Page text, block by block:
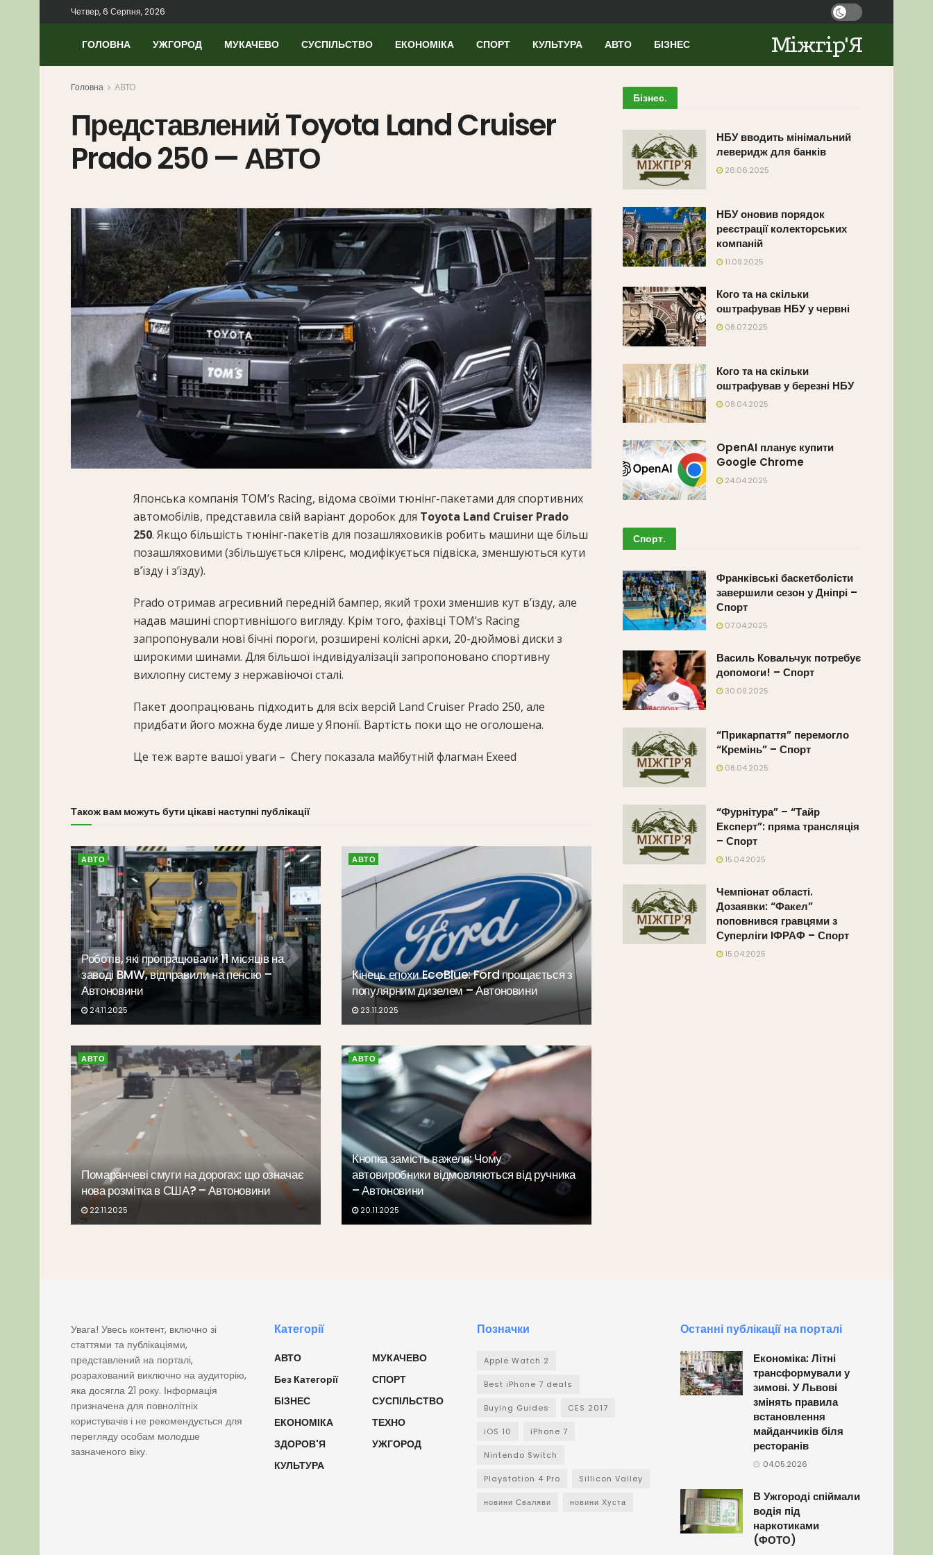
Четвер, 6 Серпня, 2026
ГОЛОВНА УЖГОРОД МУКАЧЕВО СУСПІЛЬСТВО ЕКОНОМІКА СПОРТ КУЛЬТУРА АВТО БІЗНЕС Міжгір'Я
Головна АВТО
Представлений Toyota Land Cruiser
Prado 250 — АВТО
Японська компанія TOM’s Racing, відома своїми тюнінг-пакетами для спортивних
автомобілів, представила свій варіант доробок для Toyota Land Cruiser Prado
250. Якщо більшість тюнінг-пакетів для позашляховиків робить машини ще більш
позашляховими (збільшується кліренс, модифікується підвіска, зменшуються кути
в’їзду і з’їзду).
Prado отримав агресивний передній бампер, який трохи зменшив кут в’їзду, але
надав машині спортивнішого вигляду. Крім того, фахівці TOM’s Racing
запропонували нові бічні пороги, розширені колісні арки, 20-дюймові диски з
широкими шинами. Для більшої індивідуалізації запропоновано спортивну
вихлопну систему з нержавіючої сталі.
Пакет доопрацювань підходить для всіх версій Land Cruiser Prado 250, але
придбати його можна буде лише у Японії. Вартість поки що не оголошена.
Це теж варте вашої уваги – Chery показала майбутній флагман Exeed
Також вам можуть бути цікаві наступні публікації
АВТО
Роботів, які пропрацювали 11 місяців на
заводі BMW, відправили на пенсію –
Автоновини
24.11.2025
АВТО
Кінець епохи EcoBlue: Ford прощається з
популярним дизелем – Автоновини
23.11.2025
АВТО
Помаранчеві смуги на дорогах: що означає
нова розмітка в США? – Автоновини
22.11.2025
АВТО
Кнопка замість важеля: Чому
автовиробники відмовляються від ручника
– Автоновини
20.11.2025
Бізнес.
НБУ вводить мінімальний
леверидж для банків
26.06.2025
НБУ оновив порядок
реєстрації колекторських
компаній
11.09.2025
Кого та на скільки
оштрафував НБУ у червні
08.07.2025
Кого та на скільки
оштрафував у березні НБУ
08.04.2025
OpenAI планує купити
Google Chrome
24.04.2025
Спорт.
Франківські баскетболісти
завершили сезон у Дніпрі –
Спорт
07.04.2025
Василь Ковальчук потребує
допомоги! – Спорт
30.09.2025
“Прикарпаття” перемогло
“Кремінь” – Спорт
08.04.2025
“Фурнітура” – “Тайр
Експерт”: пряма трансляція
– Спорт
15.04.2025
Чемпіонат області.
Дозаявки: “Факел”
поповнився гравцями з
Суперліги ІФРАФ – Спорт
15.04.2025
Увага! Увесь контент, включно зі
статтями та публікаціями,
представлений на порталі,
розрахований виключно на аудиторію,
яка досягла 21 року. Інформація
призначена для повнолітніх
користувачів і не рекомендується для
перегляду особам молодше
зазначеного віку.
Категорії
АВТО
Без Категорії
БІЗНЕС
ЕКОНОМІКА
ЗДОРОВ'Я
КУЛЬТУРА
МУКАЧЕВО
СПОРТ
СУСПІЛЬСТВО
ТЕХНО
УЖГОРОД
Позначки
Apple Watch 2
Best iPhone 7 deals
Buying Guides CES 2017
iOS 10 iPhone 7
Nintendo Switch
Playstation 4 Pro Sillicon Valley
новини Сваляви новини Хуста
Останні публікації на порталі
Економіка: Літні
трансформували у
зимові. У Львові
змінять правила
встановлення
майданчиків біля
ресторанів
04.05.2026
В Ужгороді спіймали
водія під
наркотиками
(ФОТО)